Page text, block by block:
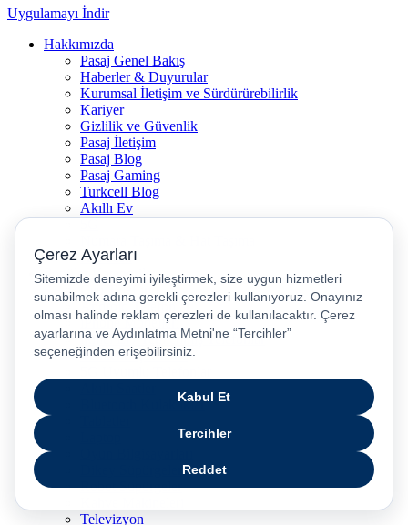
Uygulamayı İndir
Hakkımızda
Pasaj Genel Bakış
Haberler & Duyurular
Kurumsal İletişim ve Sürdürürebilirlik
Kariyer
Gizlilik ve Güvenlik
Pasaj İletişim
Pasaj Blog
Pasaj Gaming
Turkcell Blog
Akıllı Ev
Hız Testi
Popüler Kategoriler
Cep Telefonu
Android Telefonlar
iPhone Modelleri
İkinci El / Yenilenmiş Telefonlar
Yenilenmiş iPhone
Bluetooth Kulaklıklar
Robot Süpürgeler
Televizyon